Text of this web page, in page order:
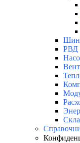
РВД